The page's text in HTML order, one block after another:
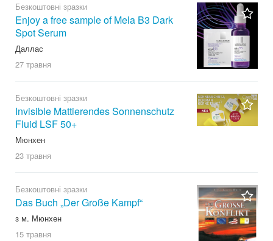
Безкоштовні зразки
Enjoy a free sample of Mela B3 Dark
Spot Serum
Даллас
27 травня
Безкоштовні зразки
Invisible Mattierendes Sonnenschutz
Fluid LSF 50+
Мюнхен
23 травня
Безкоштовні зразки
Das Buch „Der Große Kampf“
з м. Мюнхен
15 травня